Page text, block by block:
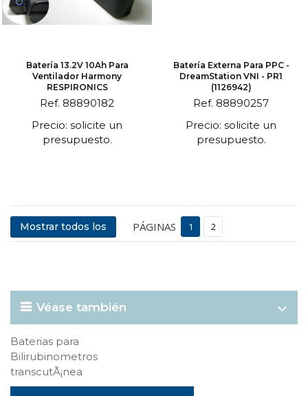
Batería 13.2V 10Ah Para
Ventilador Harmony
RESPIRONICS
Ref. 88890182
Precio: solicite un
presupuesto.
Batería Externa Para PPC -
DreamStation VNI - PR1
(1126942)
Ref. 88890257
Precio: solicite un
presupuesto.
Mostrar todos los PÁGINAS 1 2
Véase también
Baterias para
Bilirubinometros
transcutÃ¡nea